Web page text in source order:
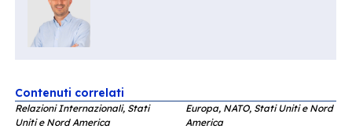
Contenuti correlati
Relazioni Internazionali, Stati
Uniti e Nord America
Europa, NATO, Stati Uniti e Nord
America